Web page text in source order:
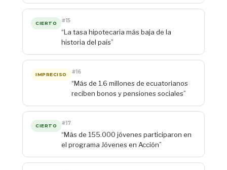
CIERTO #15
“La tasa hipotecaria más baja de la
historia del país”
IMPRECISO #16
“Más de 1.6 millones de ecuatorianos
reciben bonos y pensiones sociales”
CIERTO #17
“Más de 155.000 jóvenes participaron en
el programa Jóvenes en Acción”